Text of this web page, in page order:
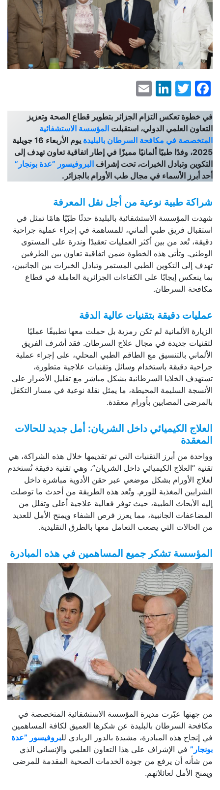
Facebook
Twitter
LinkedIn
في خطوة تعكس التزام الجزائر بتطوير قطاع الصحة وتعزيز
التعاون العلمي الدولي، استقبلت المؤسسة الاستشفائية
المتخصصة في مكافحة السرطان بالبليدة
يوم الأربعاء 16 جويلية
2025، وفدًا طبيًا ألمانيًا مميزًا في إطار اتفاقية تعاون تهدف إلى
التكوين وتبادل الخبرات، تحت إشراف البروفيسور ”عدة بونجار”
أحد أبرز الأسماء في مجال طب الأورام بالجزائر.
شراكة طبية نوعية من أجل نقل المعرفة
شهدت المؤسسة الاستشفائية بالبليدة حدثًا طبّيًا هامًا تمثل في
استقبال فريق طبي ألماني، للمساهمة في إجراء عملية جراحية
دقيقة، تُعد من بين أكثر العمليات تعقيدًا وندرة على المستوى
الوطني. وتأتي هذه الخطوة ضمن اتفاقية تعاون بين الطرفين
تهدف إلى التكوين الطبي المستمر وتبادل الخبرات بين الجانبين،
بما ينعكس إيجابًا على الكفاءات الجزائرية العاملة في قطاع
مكافحة السرطان.
عمليات دقيقة بتقنيات عالية الدقة
الزيارة الألمانية لم تكن رمزية بل حملت معها تطبيقًا عمليًا
لتقنيات جديدة في مجال علاج السرطان. فقد أشرف الفريق
الألماني بالتنسيق مع الطاقم الطبي المحلي، على إجراء عملية
جراحية دقيقة باستخدام وسائل وتقنيات علاجية متطورة،
تستهدف الخلايا السرطانية بشكل مباشر مع تقليل الأضرار على
الأنسجة السليمة المحيطة، ما يمثل نقلة نوعية في مسار التكفل
بالمرضى المصابين بأورام معقدة.
العلاج الكيميائي داخل الشريان: أمل جديد للحالات
المعقدة
وواحدة من أبرز التقنيات التي تم تقديمها خلال هذه الشراكة، هي
تقنية “العلاج الكيميائي داخل الشريان”، وهي تقنية دقيقة تُستخدم
لعلاج الأورام بشكل موضعي عبر حقن الأدوية مباشرة داخل
الشرايين المغذية للورم. وتُعد هذه الطريقة من أحدث ما توصلت
إليه الأبحاث الطبية، حيث توفر فعالية علاجية أعلى وتقلل من
المضاعفات الجانبية، مما يعزز فرص الشفاء ويمنح الأمل للعديد
من الحالات التي يصعب التعامل معها بالطرق التقليدية.
المؤسسة تشكر جميع المساهمين في هذه المبادرة
من جهتها عبّرت مديرة المؤسسة الاستشفائية المتخصصة في
مكافحة السرطان بالبليدة عن شكرها العميق لكافة المساهمين
في إنجاح هذه المبادرة، مشيدة بالدور الريادي للبروفيسور ”عدة
بونجار” في الإشراف على هذا التعاون العلمي والإنساني الذي
من شأنه أن يرفع من جودة الخدمات الصحية المقدمة للمرضى
ويمنح الأمل لعائلاتهم.